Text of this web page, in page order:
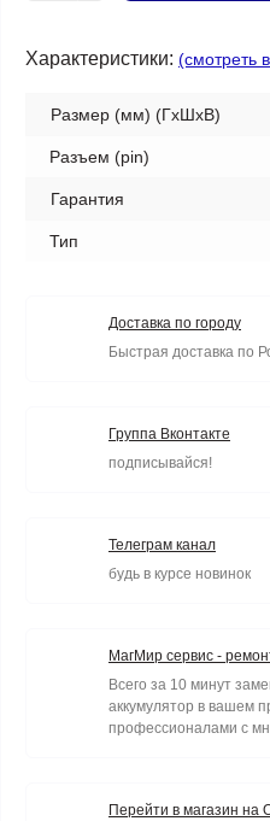
Характеристики: (смотреть
Размер (мм) (ГхШхВ)
Разъем (pin)
Гарантия
Тип
Доставка по городу
Быстрая доставка по
Группа Вконтакте
подписывайся!
Телеграм канал
будь в курсе новинок
МагМир сервис -
Всего за 10 минут
аккумулятор в вашем
профессионалами с
Перейти в магазин на